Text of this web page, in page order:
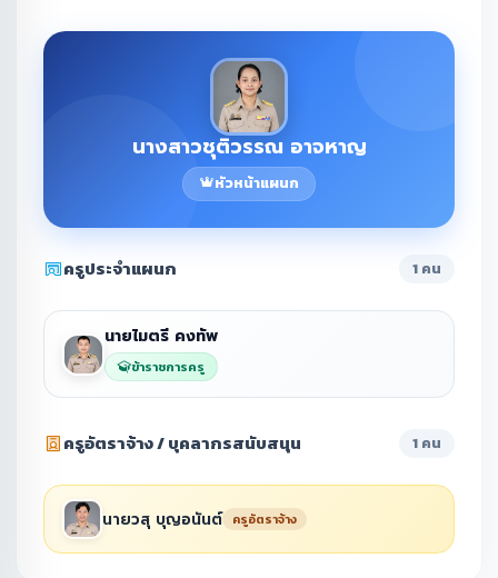
นางสาวชุติวรรณ อาจหาญ
หัวหน้าแผนก
ครูประจำแผนก 1 คน
นายไมตรี คงทัพ
ข้าราชการครู
ครูอัตราจ้าง / บุคลากรสนับสนุน 1 คน
นายวสุ บุญอนันต์ ครูอัตราจ้าง